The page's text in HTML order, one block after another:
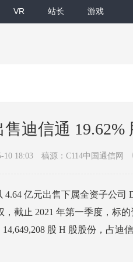
VR 站长 游戏
迪信通 19.62%
10 18:03 稿源：C114中国通信网
亿元出售下属全资子公司
截止 2021 年第一季度，标
股 H 股股份，占迪信